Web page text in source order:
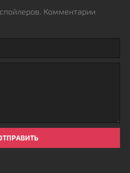
Комментарии